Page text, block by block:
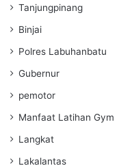
Tanjungpinang
Binjai
Polres Labuhanbatu
Gubernur
pemotor
Manfaat Latihan Gym
Langkat
Lakalantas